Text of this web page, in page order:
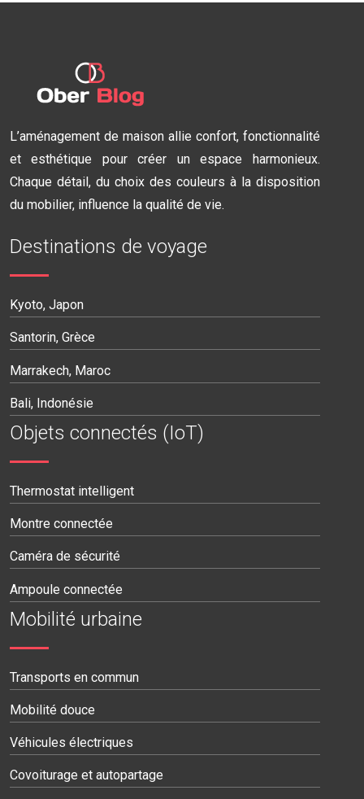
L’aménagement de maison allie confort, fonctionnalité
et esthétique pour créer un espace harmonieux.
Chaque détail, du choix des couleurs à la disposition
du mobilier, influence la qualité de vie.
Destinations de voyage
Kyoto, Japon
Santorin, Grèce
Marrakech, Maroc
Bali, Indonésie
Objets connectés (IoT)
Thermostat intelligent
Montre connectée
Caméra de sécurité
Ampoule connectée
Mobilité urbaine
Transports en commun
Mobilité douce
Véhicules électriques
Covoiturage et autopartage